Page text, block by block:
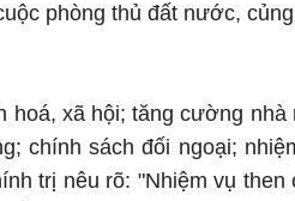
phòng thủ đất nước,
hoá, xã hội; tăng cường
chính sách đối ngoại;
trị nêu rõ: "Nhiệm vụ